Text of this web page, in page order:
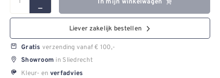
In mijn winkelwagen
Liever zakelijk bestellen
Gratis verzending vanaf € 100,-
Showroom in Sliedrecht
Kleur- en verfadvies